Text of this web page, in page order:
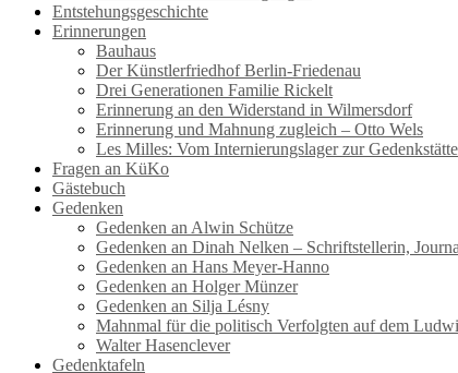
Entstehungsgeschichte
Erinnerungen
Bauhaus
Der Künstlerfriedhof Berlin-Friedenau
Drei Generationen Familie Rickelt
Erinnerung an den Widerstand in Wilmersdorf
Erinnerung und Mahnung zugleich – Otto Wels
Les Milles: Vom Internierungslager zur Gedenkstätte
Fragen an KüKo
Gästebuch
Gedenken
Gedenken an Alwin Schütze
Gedenken an Dinah Nelken – Schriftstellerin,
Gedenken an Hans Meyer-Hanno
Gedenken an Holger Münzer
Gedenken an Silja Lésny
Mahnmal für die politisch Verfolgten auf dem
Walter Hasenclever
Gedenktafeln